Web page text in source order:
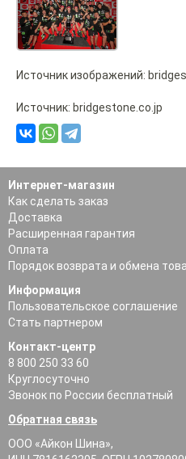
Источник изображений:
Источник: bridgestone.co.jp
Интернет-магазин
Как сделать заказ
Доставка
Расширенная гарантия
Оплата
Порядок возврата и обмена
Информация
Пользовательское соглашение
Стать партнером
Контакт-центр
8 800 250 33 60
Круглосуточно
Звонок по России бесплатный
Обратная связь
ООО «Айкон Шина»,